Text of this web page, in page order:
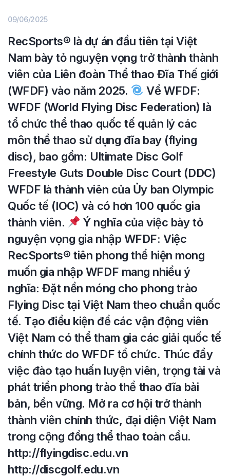
09/06/2025
RecSports®️ là dự án đầu tiên tại Việt
Nam bày tỏ nguyện vọng trở thành thành
viên của Liên đoàn Thể thao Đĩa Thế giới
(WFDF) vào năm 2025.
Về WFDF:
WFDF (World Flying Disc Federation) là
tổ chức thể thao quốc tế quản lý các
môn thể thao sử dụng đĩa bay (flying
disc), bao gồm: Ultimate Disc Golf
Freestyle Guts Double Disc Court (DDC)
WFDF là thành viên của Ủy ban Olympic
Quốc tế (IOC) và có hơn 100 quốc gia
thành viên.
Ý nghĩa của việc bày tỏ
nguyện vọng gia nhập WFDF: Việc
RecSports®️ tiên phong thể hiện mong
muốn gia nhập WFDF mang nhiều ý
nghĩa: Đặt nền móng cho phong trào
Flying Disc tại Việt Nam theo chuẩn quốc
tế. Tạo điều kiện để các vận động viên
Việt Nam có thể tham gia các giải quốc tế
chính thức do WFDF tổ chức. Thúc đẩy
việc đào tạo huấn luyện viên, trọng tài và
phát triển phong trào thể thao đĩa bài
bản, bền vững. Mở ra cơ hội trở thành
thành viên chính thức, đại diện Việt Nam
trong cộng đồng thể thao toàn cầu.
http://flyingdisc.edu.vn
http://discgolf.edu.vn